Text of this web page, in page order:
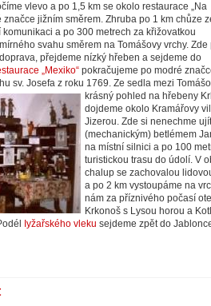
vlevo a po 1,5 km se okolo restaurace „Na
značce jižním směrem. Zhruba po 1 km chůze
a po 300 metrech za křižovatkou
svahu směrem na Tomášovy vrchy. Zde
přejdeme nízký hřeben a sejdeme do
„Mexiko“ pokračujeme po modré
sv. Josefa z roku 1769. Ze sedla mezi
krásný pohled na hřebeny
dojdeme okolo Kramářovy
Jizerou. Zde si nenechme
(mechanickým) betlémem
na místní silnici a po 100
turistickou trasu do údolí. V
chalup se zachovalou
a po 2 km vystoupáme na
nám za příznivého počasí
Krkonoš s Lysou horou a
Iyžařského vleku sejdeme zpět do